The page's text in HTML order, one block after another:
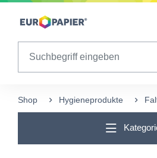
Table Of Content
Shop Hygieneprodukte